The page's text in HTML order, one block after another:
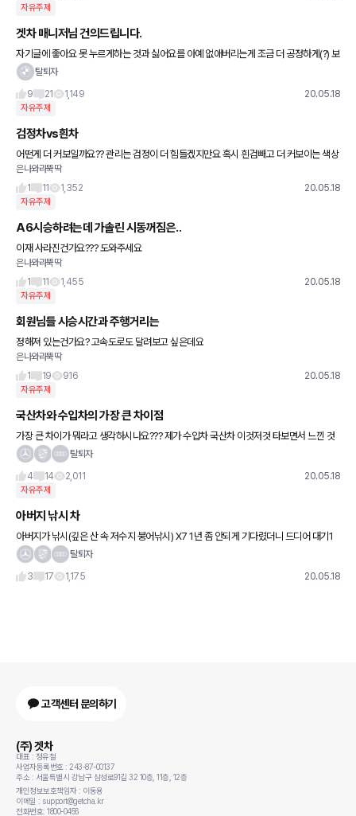
자유주제
겟차 매니저님 건의드립니다.
자기글에 좋아요 못 누르게하는 것과 싫어요를 아예 없애버리는게 조금 더 공정하게(?) 보
지 않을까 싶네요. 자유게시판 점수를 10점 주는 것은 좋다고 생각하고 겟차한줄리뷰는 1
탈퇴자
9
21 1,149 20.05.18
자유주제
검정차vs흰차
어떤게 더 커보일까요?? 관리는 검정이 더 힘들겠지만요 혹시 흰검빼고 더 커보이는 색상
은 무엇일까요??
은나와라뚝딱
1
11 1,352 20.05.18
자유주제
A6시승하려는데 가솔린 시동꺼짐은..
이재 사라진건가요??? 도와주세요
은나와라뚝딱
1
11 1,455 20.05.18
자유주제
회원님들 시승시간과 주행거리는
정해져 있는건가요? 고속도로도 달려보고 싶은데요
은나와라뚝딱
1
19 916 20.05.18
자유주제
국산차와 수입차의 가장 큰 차이점
가장 큰 차이가 뭐라고 생각하시나요??? 제가 수입차 국산차 이것저것 타보면서 느낀 것
은 무엇에 관점을 두고 만들었나와 그 관점에 따란 차량 세팅이 사람마다 호불호는 갈리겠
탈퇴자
4
14 2,011 20.05.18
자유주제
아버지 낚시 차
아버지가 낚시(깊은 산 속 저수지 붕어낚시) X7 1년 좀 안되게 기다렸더니 드디어 대기1
번까지 왔네요. 출고하면 제가 차량리뷰 올리겠습니다. 그리고 하반기에 30대가 한번에탈퇴자
3
17 1,175 20.05.18
고객센터 문의하기
(주) 겟차
대표 : 정유철
사업자등록번호 : 243-87-00137
주소 : 서울특별시 강남구 삼성로91길 32 10층, 11층, 12층
개인정보보호책임자 : 이동용
이메일 : support@getcha.kr
전화번호: 1800-0456